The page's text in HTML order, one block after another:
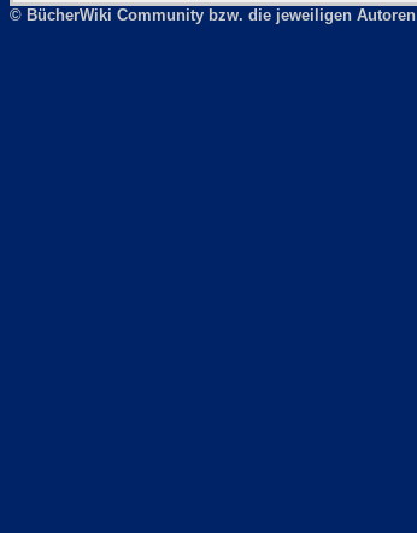
© BücherWiki Community bzw. die jeweiligen Autoren